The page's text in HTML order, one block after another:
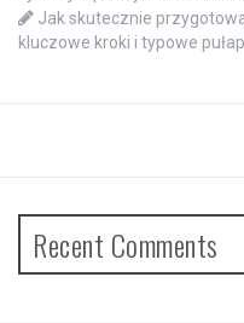
Jak skutecznie
kluczowe kroki i typowe
Recent Comments